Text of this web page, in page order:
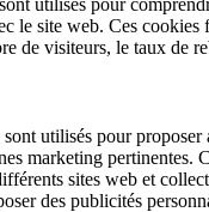
le site web. Ces cookies
de visiteurs, le taux de
utilisés pour proposer
marketing pertinentes.
sites web et
des publicités